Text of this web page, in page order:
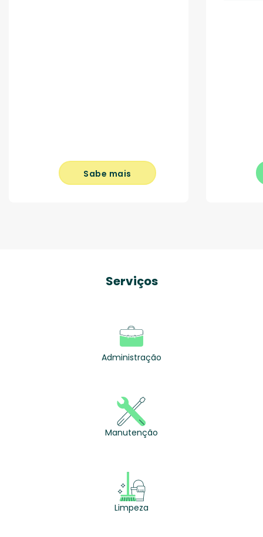
Sabe mais
Serviços
Administração
Manutenção
Limpeza